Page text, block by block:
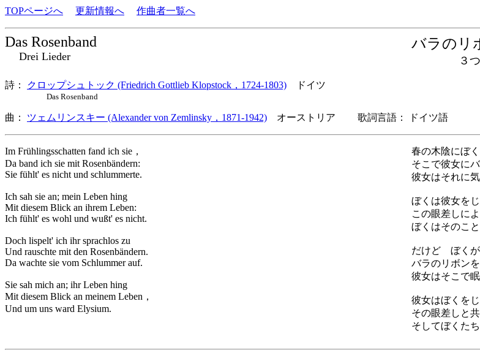
TOPページへ 更新情報へ 作曲者一覧へ
Das Rosenband
Drei Lieder
バラの
３つの
詩： クロップシュトック (Friedrich Gottlieb Klopstock，1724-1803) ドイツ
Das Rosenband
曲： ツェムリンスキー (Alexander von Zemlinsky，1871-1942) オーストリア 歌詞言語： ドイツ語
Im Frühlingsschatten fand ich sie，
Da band ich sie mit Rosenbändern:
Sie fühlt' es nicht und schlummerte.
Ich sah sie an; mein Leben hing
Mit diesem Blick an ihrem Leben:
Ich fühlt' es wohl und wußt' es nicht.
Doch lispelt' ich ihr sprachlos zu
Und rauschte mit den Rosenbändern.
Da wachte sie vom Schlummer auf.
Sie sah mich an; ihr Leben hing
Mit diesem Blick an meinem Leben，
Und um uns ward Elysium.
春の木陰にぼ
そこで彼女に
彼女はそれに
ぼくは彼女を
この眼差しに
ぼくはそのこ
だけど ぼくが
バラのリボン
彼女はそこで
彼女はぼくを
その眼差しと
そしてぼくた